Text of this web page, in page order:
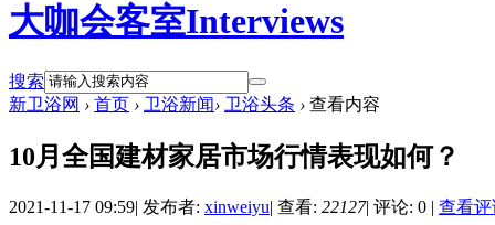
大咖会客室Interviews
搜索
新卫浴网 › 首页 › 卫浴新闻› 卫浴头条 › 查看内容
10月全国建材家居市场行情表现如何？
2021-11-17 09:59| 发布者: xinweiyu| 查看: 22127| 评论: 0 | 查看评